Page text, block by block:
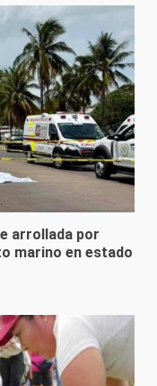
arrollada por
marino en estado